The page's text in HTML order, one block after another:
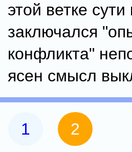
этой ветке
заключался
конфликта"
ясен смысл
1 2